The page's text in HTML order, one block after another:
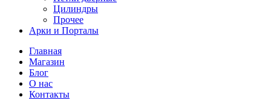
Цилиндры
Прочее
Арки и Порталы
Главная
Магазин
Блог
О нас
Контакты